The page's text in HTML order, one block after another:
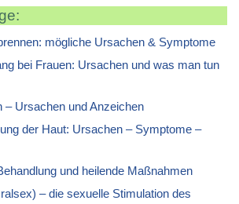
mögliche Ursachen & Symptome
bei Frauen: Ursachen und was man tun
– Ursachen und Anzeichen
der Haut: Ursachen – Symptome –
und heilende Maßnahmen
– die sexuelle Stimulation des